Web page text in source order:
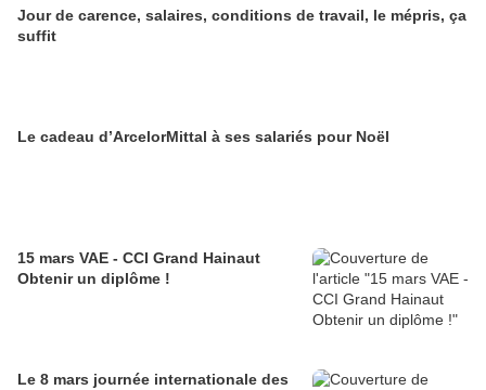
Jour de carence, salaires, conditions de travail, le mépris, ça
suffit
Le cadeau d’ArcelorMittal à ses salariés pour Noël
15 mars VAE - CCI Grand Hainaut
Obtenir un diplôme !
Le 8 mars journée internationale des